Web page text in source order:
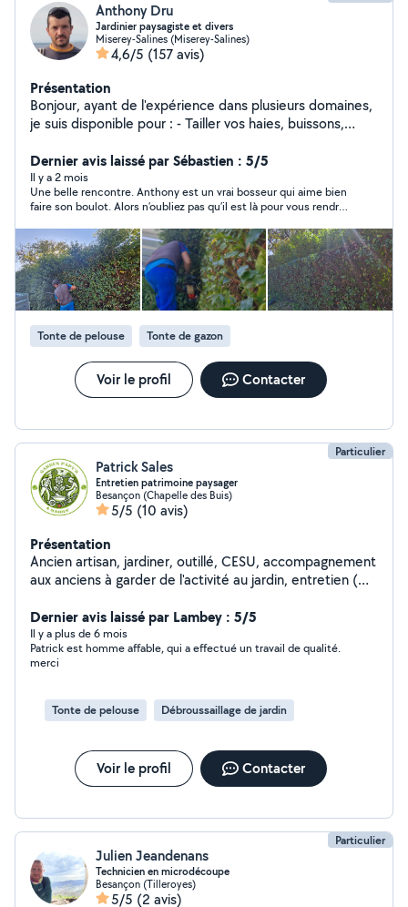
Anthony Dru
Jardinier paysagiste et divers
Miserey-Salines (Miserey-Salines)
4,6/5 (157 avis)
Présentation
Bonjour, ayant de l'expérience dans plusieurs domaines,
je suis disponible pour : - Tailler vos haies, buissons,
Désherber vos terrasses et allées - Évacuer vos déchets
et encombrants - Passer karcher / motoculteur - Rentrer
et / ou couper votre bois - Pose clôture rigide - Monter
meubles, cabanon ect.. - Poncer, peindre ect.. N hésitez
pas à me demander si vous souhaitez autre chose qui
n'est pas dans la liste. Bien cordialement
Dernier avis laissé par Sébastien : 5/5
Il y a 2 mois
Une belle rencontre. Anthony est un vrai bosseur qui aime bien
faire son boulot. Alors n’oubliez pas qu’il est là pour vous rendre
reconnaissance
Tonte de pelouse Tonte de gazon
Voir le profil Contacter
Particulier
Patrick Sales
Entretien patrimoine paysager
Besançon (Chapelle des Buis)
5/5 (10 avis)
Présentation
Ancien artisan, jardiner, outillé, CESU, accompagnement
aux anciens à garder de l'activité au jardin, entretien (
nettoyage...)
Dernier avis laissé par Lambey : 5/5
Il y a plus de 6 mois
Patrick est homme affable, qui a effectué un travail de qualité.
merci
Tonte de pelouse Débroussaillage de jardin
Voir le profil Contacter
Particulier
Julien Jeandenans
Technicien en microdécoupe
Besançon (Tilleroyes)
5/5 (2 avis)